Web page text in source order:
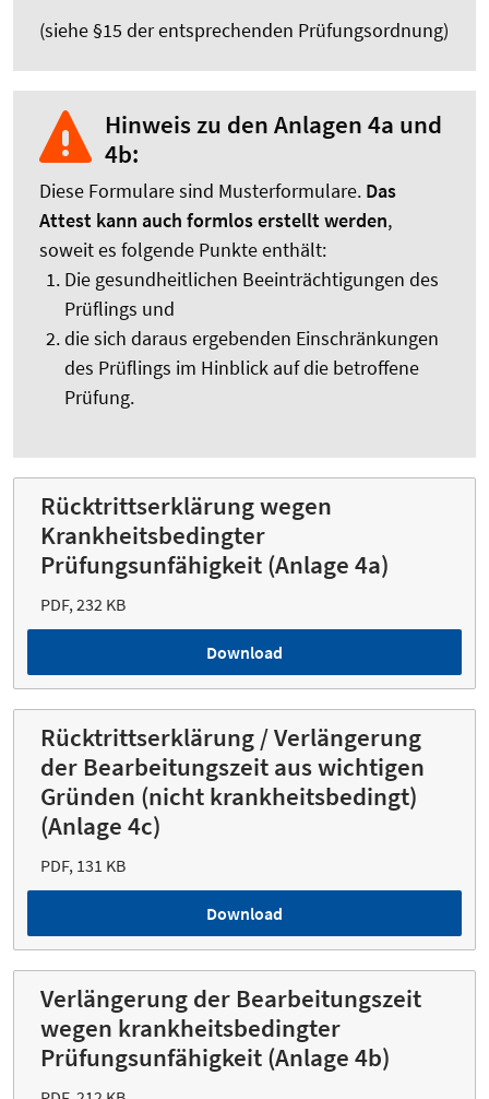
(siehe §15 der entsprechenden Prüfungsordnung)
Hinweis zu den Anlagen 4a und
4b:
Diese Formulare sind Musterformulare. Das
Attest kann auch formlos erstellt werden,
soweit es folgende Punkte enthält:
Die gesundheitlichen Beeinträchtigungen des
Prüflings und
die sich daraus ergebenden Einschränkungen
des Prüflings im Hinblick auf die betroffene
Prüfung.
Rücktrittserklärung wegen
Krankheitsbedingter
Prüfungsunfähigkeit (Anlage 4a)
PDF, 232 KB
Download
Rücktrittserklärung / Verlängerung
der Bearbeitungszeit aus wichtigen
Gründen (nicht krankheitsbedingt)
(Anlage 4c)
PDF, 131 KB
Download
Verlängerung der Bearbeitungszeit
wegen krankheitsbedingter
Prüfungsunfähigkeit (Anlage 4b)